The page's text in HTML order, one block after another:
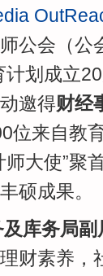
公会（公
计划成立
邀得财经
位来自教
师大使”聚
硕成果。
库务局
财素养，